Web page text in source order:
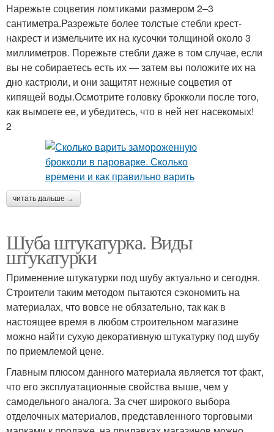
Нарежьте соцветия ломтиками размером 2–3
сантиметра.Разрежьте более толстые стебли крест-
накрест и измельчите их на кусочки толщиной около 3
миллиметров. Порежьте стебли даже в том случае, если
вы не собираетесь есть их — затем вы положите их на
дно кастрюли, и они защитят нежные соцветия от
кипящей воды.Осмотрите головку брокколи после того,
как вымоете ее, и убедитесь, что в ней нет насекомых!
2
читать дальше →
Шуба штукатурка. Виды
штукатурки
Применение штукатурки под шубу актуально и сегодня.
Строители таким методом пытаются сэкономить на
материалах, что вовсе не обязательно, так как в
настоящее время в любом строительном магазине
можно найти сухую декоративную штукатурку под шубу
по приемлемой цене.
Главным плюсом данного материала является тот факт,
что его эксплуатационные свойства выше, чем у
самодельного аналога. За счет широкого выбора
отделочных материалов, представленного торговыми